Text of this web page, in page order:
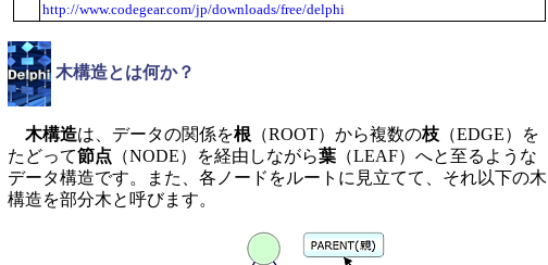
http://www.codegear.com/jp/downloads/free/delphi
木構造とは何か？
木構造は、データの関係を根 （ROOT）から複数の枝 （EDGE）を
たどって節点 （NODE）を経由しながら葉 （LEAF）へと至るような
データ構造です。また、各ノードをルートに見立てて、それ以下の木
構造を部分木と呼びます。